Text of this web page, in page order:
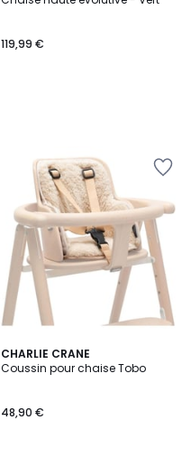
119,99 €
CHARLIE CRANE
Coussin pour chaise Tobo
48,90 €